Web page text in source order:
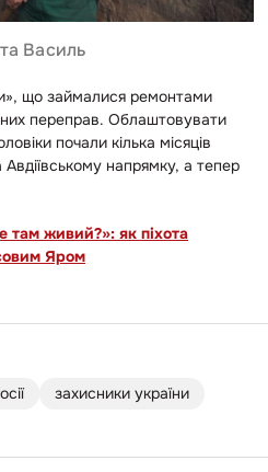
Василь
що займалися ремонтами
переправ. Облаштовувати
почали кілька місяців
напрямку, а тепер
там живий?»: як піхота
Яром
захисники україни